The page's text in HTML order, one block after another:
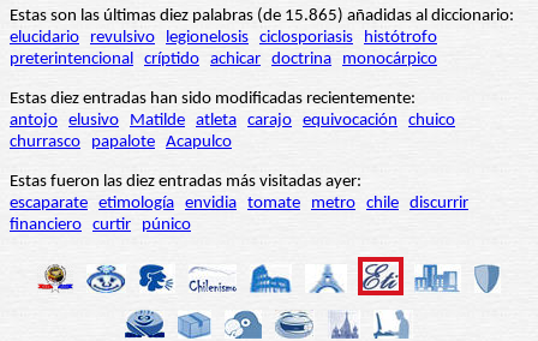
Estas son las últimas diez palabras (de 15.865) añadidas al diccionario:
elucidario
revulsivo legionelosis ciclosporiasis
histótrofo
preterintencional críptido achicar doctrina monocárpico
Estas diez entradas han sido modificadas recientemente:
antojo elusivo Matilde atleta carajo equivocación
chuico
churrasco
papalote Acapulco
Estas fueron las diez entradas más visitadas ayer:
escaparate etimología envidia tomate metro chile discurrir
financiero curtir púnico